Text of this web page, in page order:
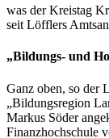
was der Kreistag
seit Löfflers
„Bildungs- und
Ganz oben, so der
„Bildungsregion
Markus Söder
Finanzhochschule